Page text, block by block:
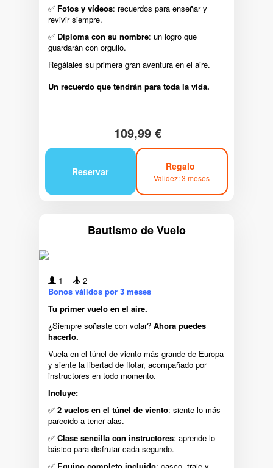
✅ Fotos y vídeos: recuerdos para enseñar y
revivir siempre.
✅ Diploma con su nombre: un logro que
guardarán con orgullo.
Regálales su primera gran aventura en el aire.
Un recuerdo que tendrán para toda la vida.
109,99 €
Reservar Regalo
Validez: 3 meses
Bautismo de Vuelo
1
2
Bonos válidos por 3 meses
Tu primer vuelo en el aire.
¿Siempre soñaste con volar? Ahora puedes
hacerlo.
Vuela en el túnel de viento más grande de Europa
y siente la libertad de flotar, acompañado por
instructores en todo momento.
Incluye:
✅ 2 vuelos en el túnel de viento: siente lo más
parecido a tener alas.
✅ Clase sencilla con instructores: aprende lo
básico para disfrutar cada segundo.